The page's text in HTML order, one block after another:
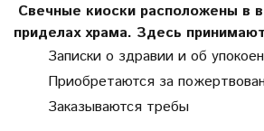
Свечные киоски расположены в
приделах храма. Здесь
Записки о здравии и об
Приобретаются за
Заказываются требы